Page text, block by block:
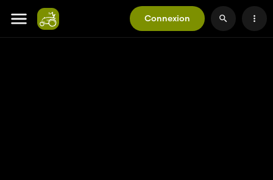
Connexion